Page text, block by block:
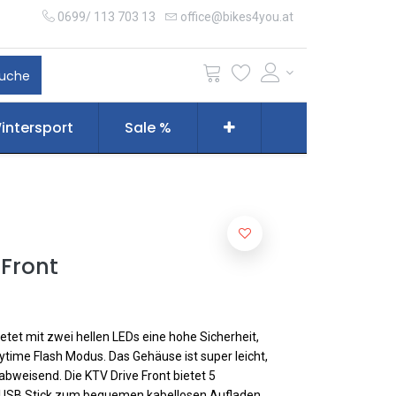
0699/ 113 703 13 office@bikes4you.at
Sale %
mit zwei hellen LEDs eine hohe Sicherheit,
Flash Modus. Das Gehäuse ist super leicht,
Die KTV Drive Front bietet 5